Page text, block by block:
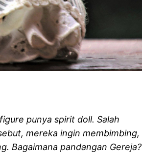
punya spirit doll. Salah
mereka ingin membimbing,
Bagaimana pandangan Gereja?